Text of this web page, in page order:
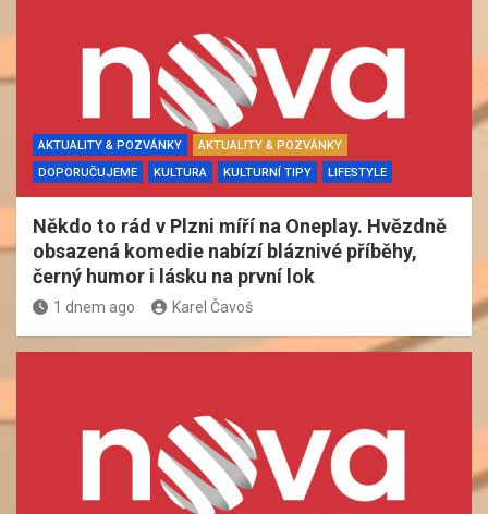
AKTUALITY & POZVÁNKY
AKTUALITY & POZVÁNKY
DOPORUČUJEME
KULTURA KULTURNÍ TIPY LIFESTYLE
Někdo to rád v Plzni míří na Oneplay. Hvězdně
obsazená komedie nabízí bláznivé příběhy,
černý humor i lásku na první lok
1 dnem ago Karel Čavoš